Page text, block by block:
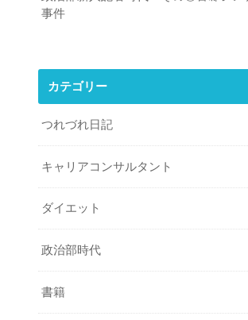
事件
カテゴリー
つれづれ日記
キャリアコンサルタント
ダイエット
政治部時代
書籍